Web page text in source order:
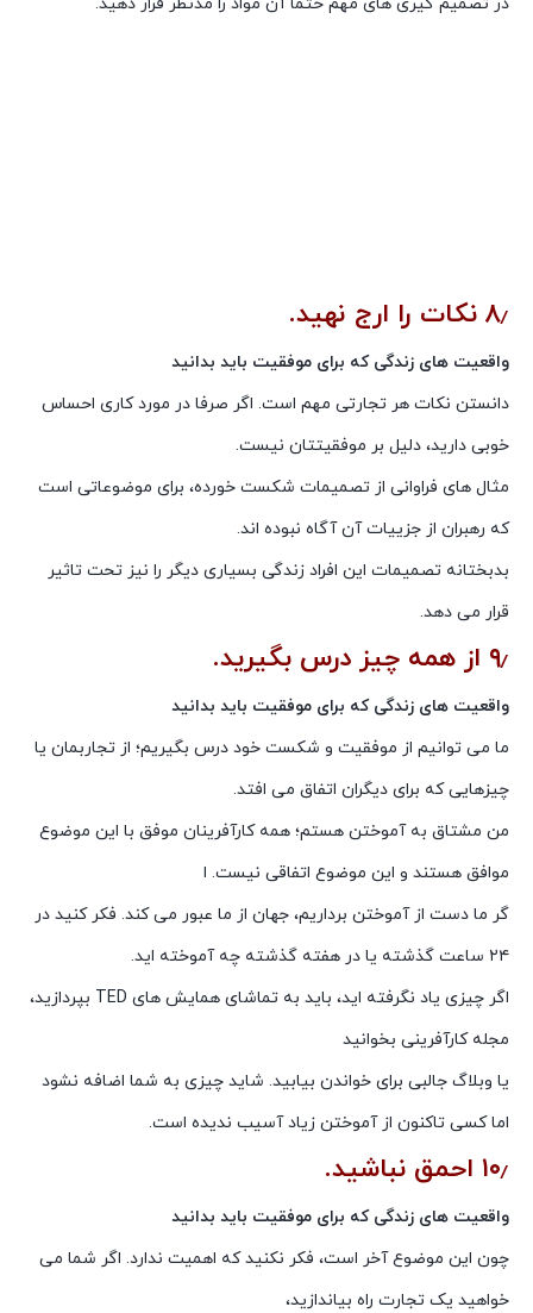
۸٫ نکات را ارج نهید.
واقعیت های زندگی که برای موفقیت باید بدانید
دانستن نکات هر تجارتی مهم است. اگر صرفا در مورد کاری احساس
خوبی دارید، دلیل بر موفقیتتان نیست.
مثال های فراوانی از تصمیمات شکست خورده، برای موضوعاتی است
که رهبران از جزییات آن آگاه نبوده اند.
بدبختانه تصمیمات این افراد زندگی بسیاری دیگر را نیز تحت تاثیر
قرار می دهد.
۹٫ از همه چیز درس بگیرید.
واقعیت های زندگی که برای موفقیت باید بدانید
ما می توانیم از موفقیت و شکست خود درس بگیریم؛ از تجاربمان یا
چیزهایی که برای دیگران اتفاق می افتد.
من مشتاق به آموختن هستم؛ همه کارآفرینان موفق با این موضوع
موافق هستند و این موضوع اتفاقی نیست. ا
گر ما دست از آموختن برداریم، جهان از ما عبور می کند. فکر کنید در
۲۴ ساعت گذشته یا در هفته گذشته چه آموخته اید.
اگر چیزی یاد نگرفته اید، باید به تماشای همایش های TED بپردازید،
مجله کارآفرینی بخوانید
یا وبلاگ جالبی برای خواندن بیابید. شاید چیزی به شما اضافه نشود
اما کسی تاکنون از آموختن زیاد آسیب ندیده است.
۱۰٫ احمق نباشید.
واقعیت های زندگی که برای موفقیت باید بدانید
چون این موضوع آخر است، فکر نکنید که اهمیت ندارد. اگر شما می
خواهید یک تجارت راه بیاندازید،